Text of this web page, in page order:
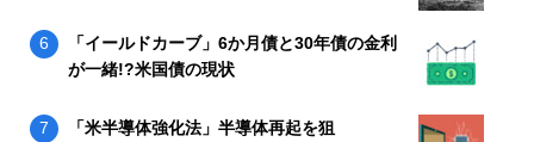
「イールドカーブ」6か月債と30年債の金利
が一緒!?米国債の現状
「米半導体強化法」半導体再起を狙